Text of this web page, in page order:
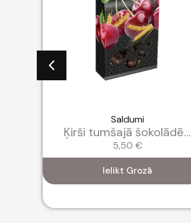
Saldumi
Ķirši tumšajā šokolādē...
5,50 €
Ielikt Grozā